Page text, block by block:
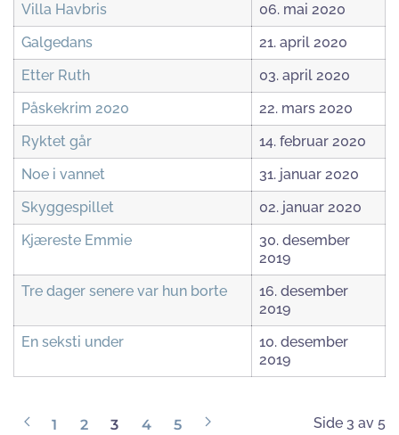
Villa Havbris
06. mai 2020
Galgedans
21. april 2020
Etter Ruth
03. april 2020
Påskekrim 2020
22. mars 2020
Ryktet går
14. februar 2020
Noe i vannet
31. januar 2020
Skyggespillet
02. januar 2020
Kjæreste Emmie
30. desember
2019
Tre dager senere var hun borte
16. desember
2019
En seksti under
10. desember
2019
Side 3 av 5
1 2 3 4 5